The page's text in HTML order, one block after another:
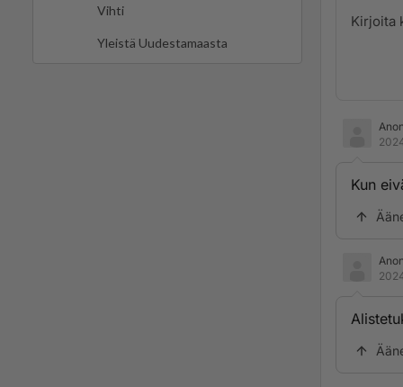
Vihti
Yleistä Uudestamaasta
Kun